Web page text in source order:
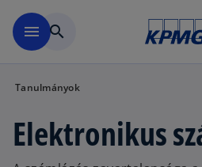
menu search
Tanulmányok
Elektronikus